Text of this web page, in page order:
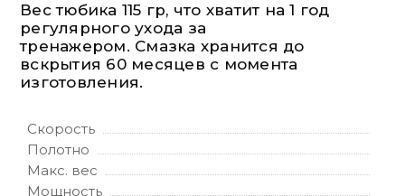
Вес тюбика 115 гр, что хватит на 1 год
регулярного ухода за
тренажером. Смазка хранится до
вскрытия 60 месяцев с момента
изготовления.
Скорость
Полотно
Макс. вес
Мощность